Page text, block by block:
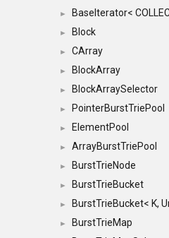
► BaseIterator<
► Block
► CArray
► BlockArray
► BlockArraySelector
► PointerBurstTriePool
► ElementPool
► ArrayBurstTriePool
► BurstTrieNode
► BurstTrieBucket
► BurstTrieBucket< K,
►
BurstTrieMap